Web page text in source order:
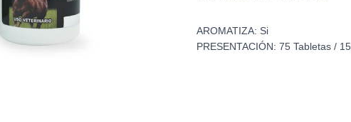
AROMATIZA: Si
PRESENTACIÓN: 75 Tabletas /